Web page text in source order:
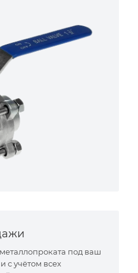
под ваш
с учётом всех